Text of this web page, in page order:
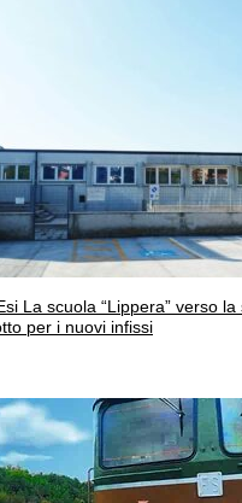
La scuola “Lippera” verso
per i nuovi infissi